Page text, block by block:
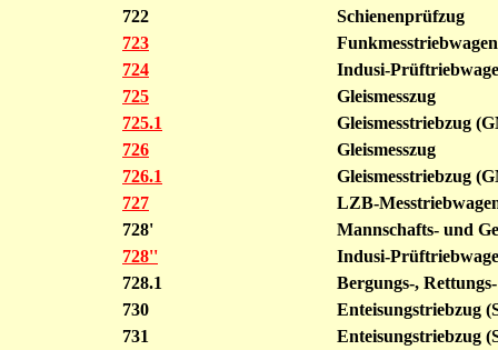
722
Schienenprüfzug
723
Funkmesstriebwagen
724
Indusi-
725
Gleismesszug
725.1
Gleismesstriebzug
726
Gleismesszug
726.1
Gleismesstriebzug
727
LZB-
728'
Mannschafts- und
728''
Indusi-
728.1
Bergungs-,
730
Enteisungstriebzug
731
Enteisungstriebzug